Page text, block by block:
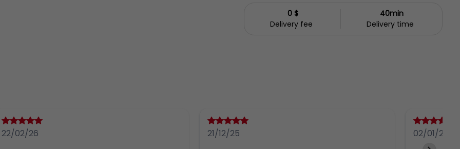
0 $
Delivery fee
40min
Delivery time
22/02/26
21/12/25
02/01/25